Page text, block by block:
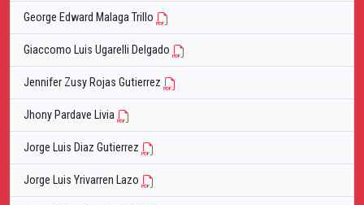
George Edward Malaga Trillo
Giaccomo Luis Ugarelli Delgado
Jennifer Zusy Rojas Gutierrez
Jhony Pardave Livia
Jorge Luis Diaz Gutierrez
Jorge Luis Yrivarren Lazo